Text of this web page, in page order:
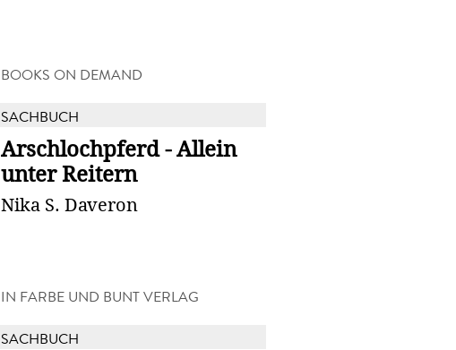
BOOKS ON DEMAND
SACHBUCH
Arschlochpferd - Allein
unter Reitern
Nika S. Daveron
IN FARBE UND BUNT VERLAG
SACHBUCH